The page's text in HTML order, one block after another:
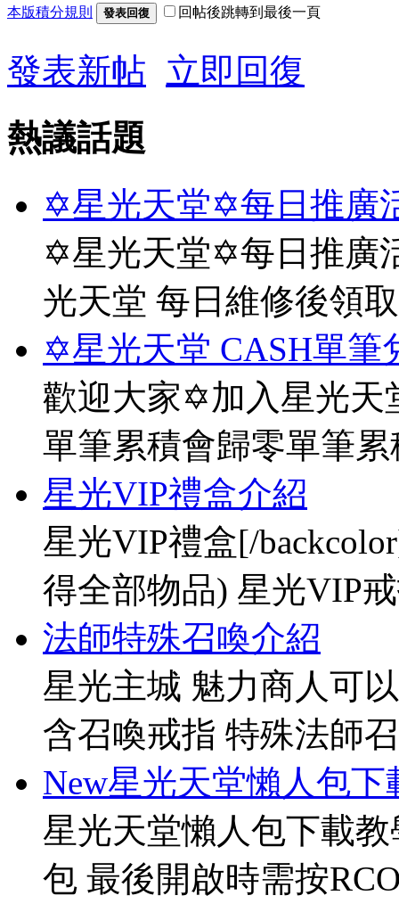
本版積分規則 發表回復 回帖後跳轉到最後一頁
發表新帖 立即回復
熱議話題
✡星光天堂✡每日推廣
✡星光天堂✡每日推廣
光天堂 每日維修後領
✡星光天堂 CASH單筆
歡迎大家✡加入星光天
單筆累積會歸零單筆
星光VIP禮盒介紹
星光VIP禮盒[/
得全部物品) 星光VIP
法師特殊召喚介紹
星光主城 魅力商人可
含召喚戒指 特殊法師
New星光天堂懶人包下
星光天堂懶人包下載
包 最後開啟時需按